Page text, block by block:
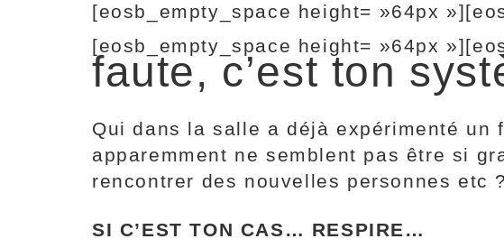
[eosb_empty_space height= »64px
[eosb_empty_space height= »64px
faute, c’est ton
Qui dans la salle a déjà expérimenté
apparemment ne semblent pas être si
rencontrer des nouvelles personnes etc ?
SI C’EST TON CAS… RESPIRE…